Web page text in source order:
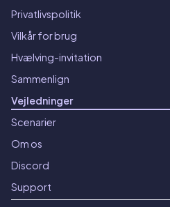
Privatlivspolitik
Vilkår for brug
Hvælving-invitation
Sammenlign
Vejledninger
Scenarier
Om os
Discord
Support